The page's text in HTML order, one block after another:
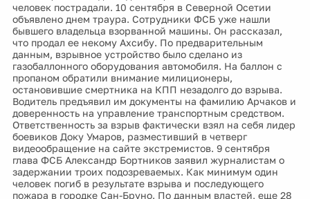
человек пострадали. 10 сентября в Северной Осетии
объявлено днем траура. Сотрудники ФСБ уже нашли
бывшего владельца взорванной машины. Он рассказал,
что продал ее некому Ахсибу. По предварительным
данным, взрывное устройство было сделано из
газобаллонного оборудования автомобиля. На баллон с
пропаном обратили внимание милиционеры,
остановившие смертника на КПП незадолго до взрыва.
Водитель предъявил им документы на фамилию Арчаков и
доверенность на управление транспортным средством.
Ответственность за взрыв фактически взял на себя лидер
боевиков Доку Умаров, разместивший в четверг
видеообращение на сайте экстремистов. 9 сентября
глава ФСБ Александр Бортников заявил журналистам о
задержании троих подозреваемых. Как минимум один
человек погиб в результате взрыва и последующего
пожара в городке Сан-Бруно. По данным властей, еще 28